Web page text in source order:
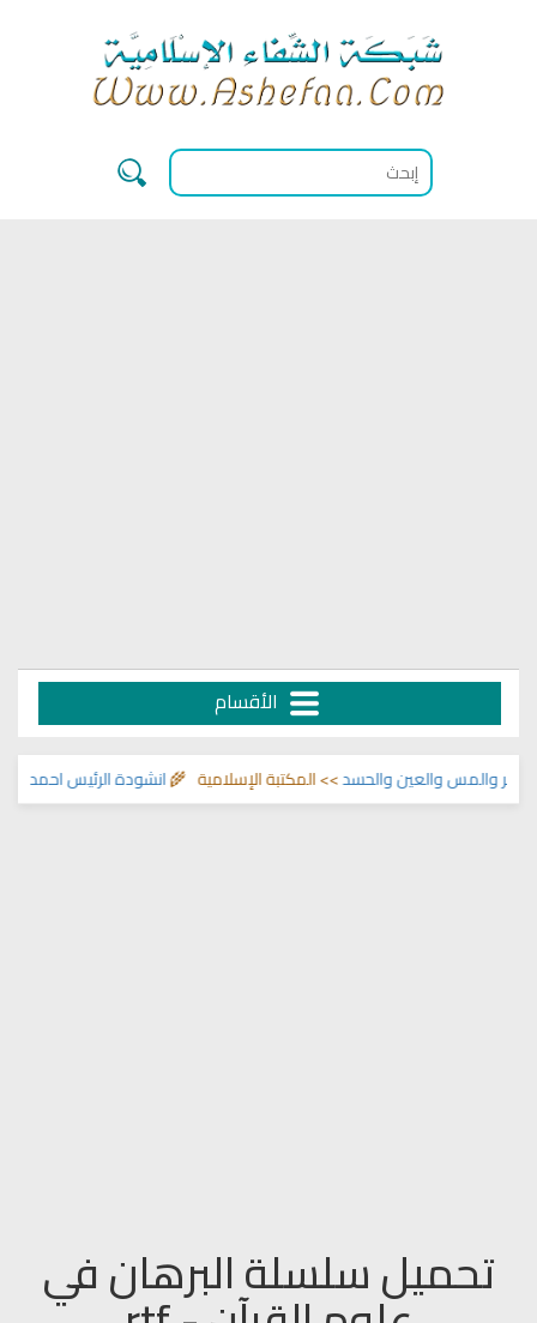
الأقسام
انشودة الرئيس احمد الشرع والمس والعين والحسد>> المكتبة الإسلامية 🌾
تحميل سلسلة البرهان في